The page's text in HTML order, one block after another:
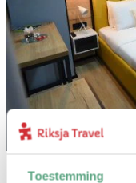
Toestemming